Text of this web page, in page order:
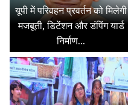
यूपी में परिवहन प्रवर्तन को मिलेगी
मजबूती, डिटेंशन और डंपिंग यार्ड
निर्माण...